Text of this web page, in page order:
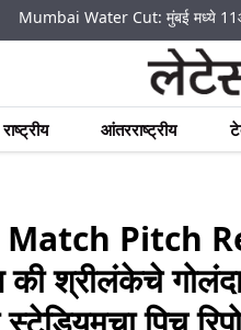
Water Cut: मुंबई मध्ये 11ऑगस्टला 24
राष्ट्रीय आंतरराष्ट्रीय
Match Pitch
की श्रीलंकेचे